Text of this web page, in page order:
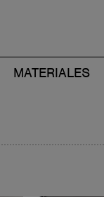
MATERIALES